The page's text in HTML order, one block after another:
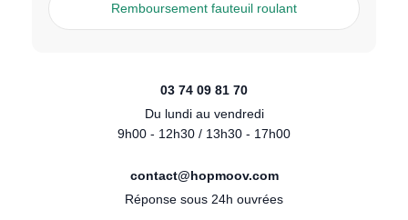
Remboursement fauteuil roulant
03 74 09 81 70
Du lundi au vendredi
9h00 - 12h30 / 13h30 - 17h00
contact@hopmoov.com
Réponse sous 24h ouvrées